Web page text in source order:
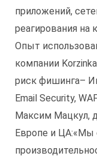
приложений,
реагирования на
Опыт
компании
риск фишинга–
Email Security,
Максим Мацкул,
Европе и ЦА:«Мы